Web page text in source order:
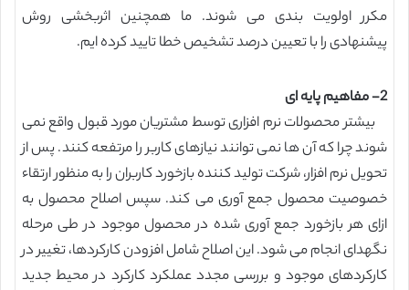
مکرر اولویت بندی می شوند. ما همچنین اثربخشی روش
پیشنهادی را با تعیین درصد تشخیص خطا تایید کرده ایم.
2- مفاهیم پایه ای
بیشتر محصولات نرم افزاری توسط مشتریان مورد قبول واقع نمی
شوند چرا که آن ها نمی توانند نیازهای کاربر را مرتفعه کنند. پس از
تحویل نرم افزار، شرکت تولید کننده بازخورد کاربران را به منظور ارتقاء
خصوصیت محصول جمع آوری می کند. سپس اصلاح محصول به
ازای هر بازخورد جمع آوری شده در محصول موجود در طی مرحله
نگهدای انجام می شود. این اصلاح شامل افزودن کارکردها، تغییر در
کارکردهای موجود و بررسی مجدد عملکرد کارکرد در محیط جدید